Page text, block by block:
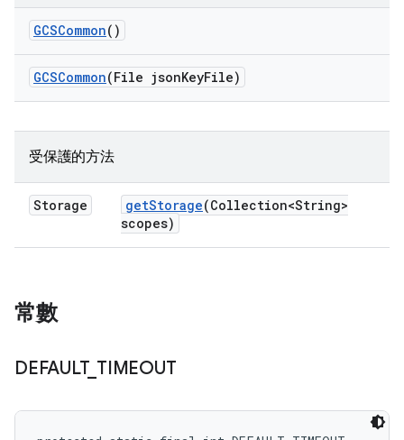
GCSCommon()
GCSCommon(File jsonKeyFile)
受保護的方法
Storage getStorage(Collection<String>
scopes)
常數
DEFAULT_ TIMEOUT